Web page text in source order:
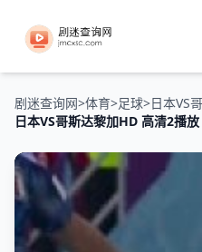
剧迷查询网>体育>足球>日本VS
日本VS哥斯达黎加HD 高清2播放